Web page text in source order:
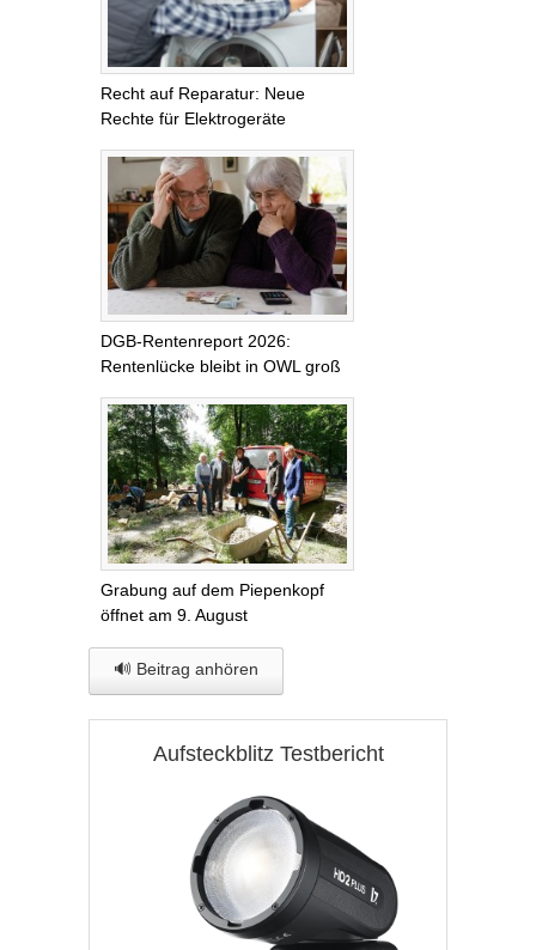
Recht auf Reparatur: Neue
Rechte für Elektrogeräte
DGB-Rentenreport 2026:
Rentenlücke bleibt in OWL groß
Grabung auf dem Piepenkopf
öffnet am 9. August
🔊 Beitrag anhören
Aufsteckblitz Testbericht